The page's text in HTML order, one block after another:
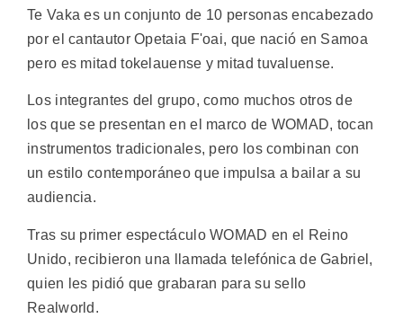
Te Vaka es un conjunto de 10 personas encabezado
por el cantautor Opetaia F'oai, que nació en Samoa
pero es mitad tokelauense y mitad tuvaluense.
Los integrantes del grupo, como muchos otros de
los que se presentan en el marco de WOMAD, tocan
instrumentos tradicionales, pero los combinan con
un estilo contemporáneo que impulsa a bailar a su
audiencia.
Tras su primer espectáculo WOMAD en el Reino
Unido, recibieron una llamada telefónica de Gabriel,
quien les pidió que grabaran para su sello
Realworld.